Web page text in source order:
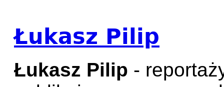
Łukasz Pilip
Łukasz Pilip -